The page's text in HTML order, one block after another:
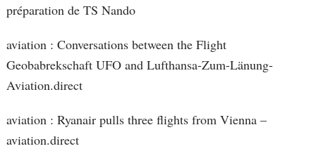
préparation de TS Nando
aviation : Conversations between the Flight
Geobabrekschaft UFO and Lufthansa-Zum-Länung-
Aviation.direct
aviation : Ryanair pulls three flights from Vienna –
aviation.direct